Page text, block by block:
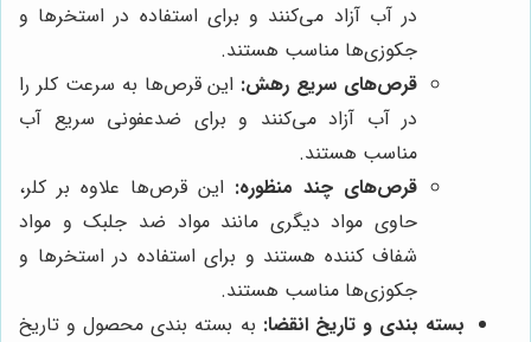
در آب آزاد می‌کنند و برای استفاده در استخرها و
جکوزی‌ها مناسب هستند.
قرص‌های سریع رهش: این قرص‌ها به سرعت کلر را
در آب آزاد می‌کنند و برای ضدعفونی سریع آب
مناسب هستند.
قرص‌های چند منظوره: این قرص‌ها علاوه بر کلر،
حاوی مواد دیگری مانند مواد ضد جلبک و مواد
شفاف کننده هستند و برای استفاده در استخرها و
جکوزی‌ها مناسب هستند.
بسته بندی و تاریخ انقضا: به بسته بندی محصول و تاریخ